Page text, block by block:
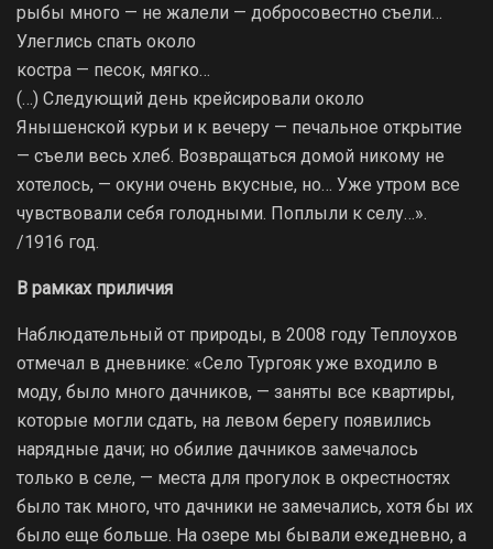
рыбы много — не жалели — добросовестно съели…
Улеглись спать около
костра — песок, мягко…
(…) Следующий день крейсировали около
Янышенской курьи и к вечеру — печальное открытие
— съели весь хлеб. Возвращаться домой никому не
хотелось, — окуни очень вкусные, но… Уже утром все
чувствовали себя голодными. Поплыли к селу…».
/1916 год.
В рамках приличия
Наблюдательный от природы, в 2008 году Теплоухов
отмечал в дневнике: «Село Тургояк уже входило в
моду, было много дачников, — заняты все квартиры,
которые могли сдать, на левом берегу появились
нарядные дачи; но обилие дачников замечалось
только в селе, — места для прогулок в окрестностях
было так много, что дачники не замечались, хотя бы их
было еще больше. На озере мы бывали ежедневно, а